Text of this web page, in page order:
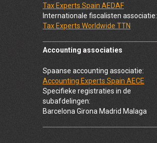
Tax Experts Spain AEDAF
Internationale fiscalisten associatie:
Tax Experts Worldwide TTN
Accounting associaties
Spaanse accounting associatie:
Accounting Experts Spain AECE
Specifieke registraties in de
subafdelingen:
Barcelona Girona Madrid Malaga